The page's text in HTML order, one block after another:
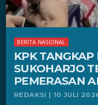
BERITA NASIONAL
KPK TANGKAP
SUKOHARJO
PEMERASAN
REDAKSI | 10 JULI